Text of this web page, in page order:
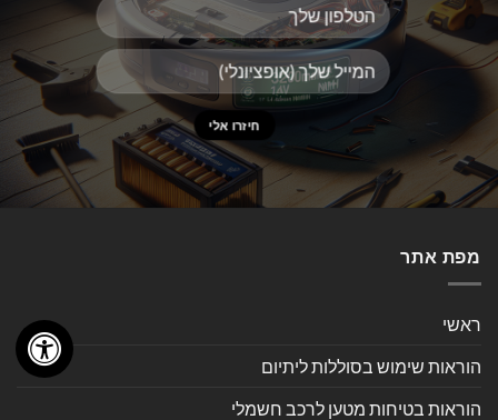
מפת אתר
ראשי
הוראות שימוש בסוללות ליתיום
הוראות בטיחות מטען לרכב חשמלי